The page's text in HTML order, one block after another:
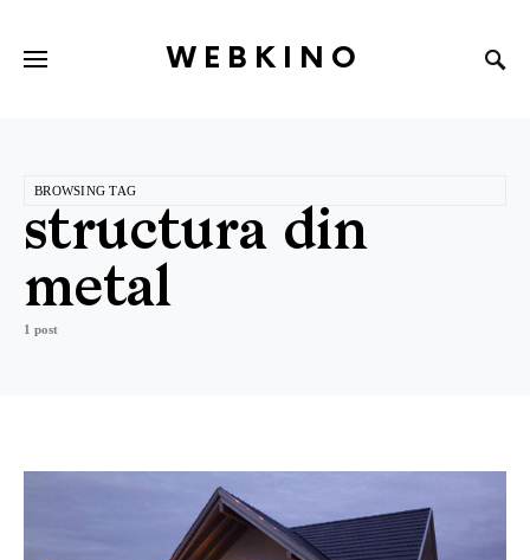
WEBKINO
BROWSING TAG
structura din
metal
1 post